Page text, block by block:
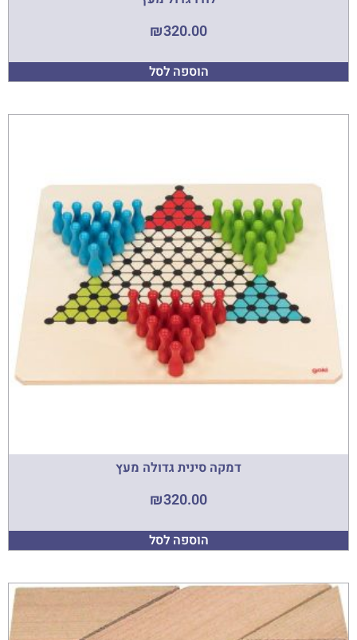
₪320.00
הוספה לסל
דמקה סינית גדולה מעץ
₪320.00
הוספה לסל